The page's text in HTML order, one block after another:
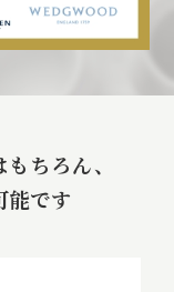
ちろん、
能です